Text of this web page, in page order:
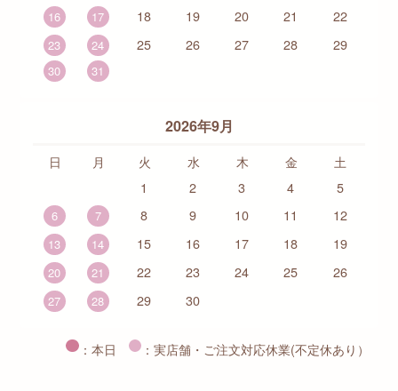
16
17 18 19 20 21 22
23 24 25 26 27 28 29
30 31
2026年9月
日 月 火 水 木 金
土
1
2 3 4 5
6 7 8 9 10 11 12
13 14 15 16 17 18 19
20 21 22 23 24 25 26
27 28 29 30
：本日 ：実店舗・ご注文対応休業(不定休あり）